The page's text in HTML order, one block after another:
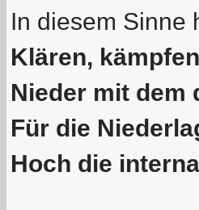
In diesem Sinne
Klären,
Nieder mit dem
Für die
Hoch die